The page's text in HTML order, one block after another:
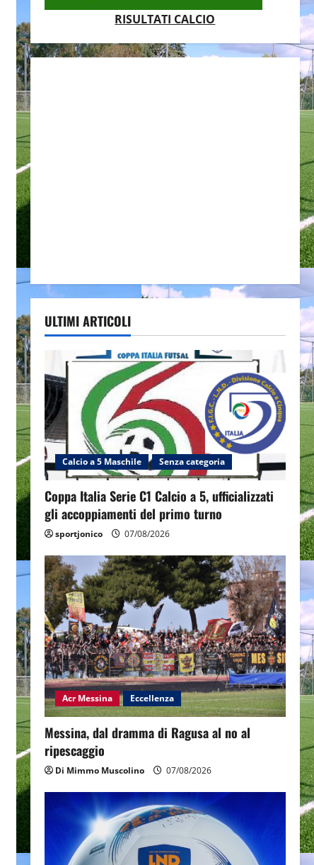
RISULTATI CALCIO
ULTIMI ARTICOLI
Calcio a 5 Maschile Senza categoria
Coppa Italia Serie C1 Calcio a 5, ufficializzati
gli accoppiamenti del primo turno
sportjonico 07/08/2026
Acr Messina Eccellenza
Messina, dal dramma di Ragusa al no al
ripescaggio
Di Mimmo Muscolino 07/08/2026